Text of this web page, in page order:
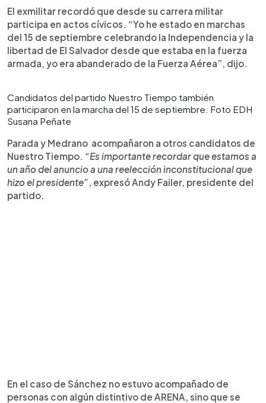
El exmilitar recordó que desde su carrera militar
participa en actos cívicos. “Yo he estado en marchas
del 15 de septiembre celebrando la Independencia y la
libertad de El Salvador desde que estaba en la fuerza
armada, yo era abanderado de la Fuerza Aérea”, dijo.
Candidatos del partido Nuestro Tiempo también
participaron en la marcha del 15 de septiembre. Foto EDH
Susana Peñate
Parada y Medrano acompañaron a otros candidatos de
Nuestro Tiempo. “Es importante recordar que estamos a
un año del anuncio a una reelección inconstitucional que
hizo el presidente”, expresó Andy Failer, presidente del
partido.
En el caso de Sánchez no estuvo acompañado de
personas con algún distintivo de ARENA, sino que se